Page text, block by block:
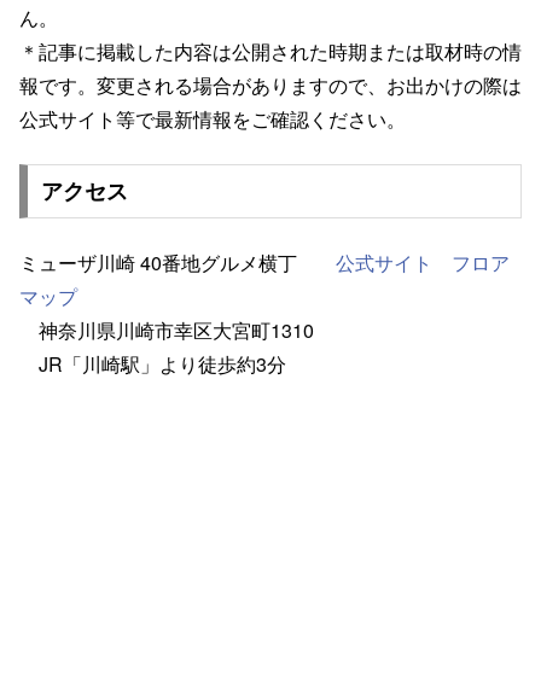
ん。
＊記事に掲載した内容は公開された時期または取材時の情
報です。変更される場合がありますので、お出かけの際は
公式サイト等で最新情報をご確認ください。
アクセス
ミューザ川崎 40番地グルメ横丁 公式サイト
フロア
マップ
神奈川県川崎市幸区大宮町1310
JR「川崎駅」より徒歩約3分